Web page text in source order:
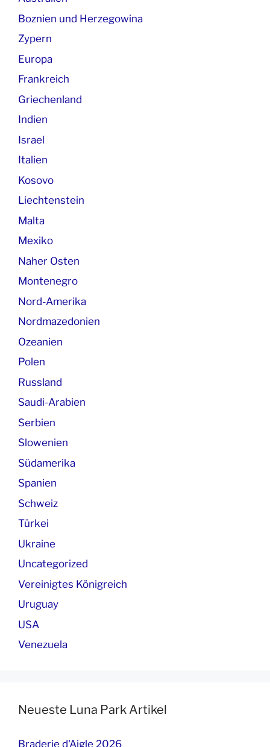
Boznien und Herzegowina
Zypern
Europa
Frankreich
Griechenland
Indien
Israel
Italien
Kosovo
Liechtenstein
Malta
Mexiko
Naher Osten
Montenegro
Nord-Amerika
Nordmazedonien
Ozeanien
Polen
Russland
Saudi-Arabien
Serbien
Slowenien
Südamerika
Spanien
Schweiz
Türkei
Ukraine
Uncategorized
Vereinigtes Königreich
Uruguay
USA
Venezuela
Neueste Luna Park Artikel
Braderie d'Aigle 2026